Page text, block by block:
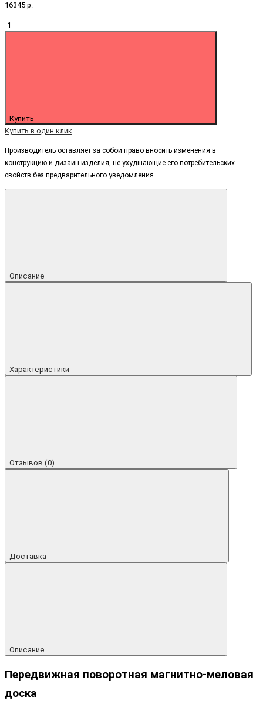
16345 р.
Купить
Купить в один клик
Производитель оставляет за собой право вносить изменения в
конструкцию и дизайн изделия, не ухудшающие его потребительских
свойств без предварительного уведомления.
Описание
Характеристики
Отзывов (0)
Доставка
Описание
Передвижная поворотная магнитно-меловая
доска